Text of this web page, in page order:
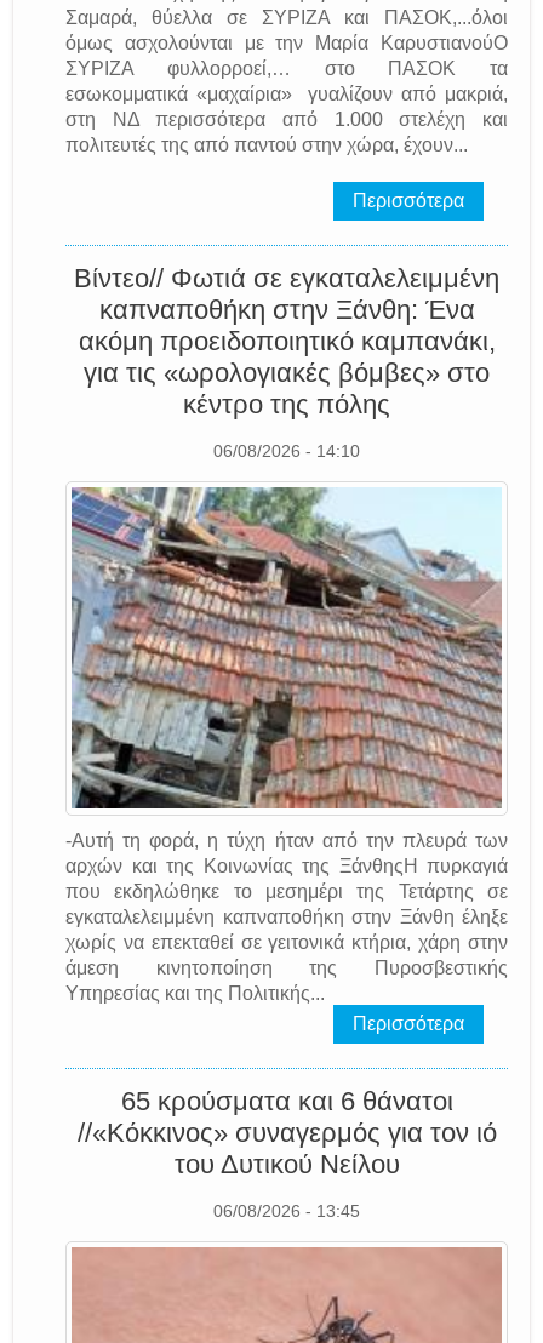
Σαμαρά, θύελλα σε ΣΥΡΙΖΑ και ΠΑΣΟΚ,...όλοι
όμως ασχολούνται με την Μαρία ΚαρυστιανούΟ
ΣΥΡΙΖΑ φυλλορροεί,… στο ΠΑΣΟΚ τα
εσωκομματικά «μαχαίρια» γυαλίζουν από μακριά,
στη ΝΔ περισσότερα από 1.000 στελέχη και
πολιτευτές της από παντού στην χώρα, έχουν...
Περισσότερα
Βίντεο// Φωτιά σε εγκαταλελειμμένη
καπναποθήκη στην Ξάνθη: Ένα
ακόμη προειδοποιητικό καμπανάκι,
για τις «ωρολογιακές βόμβες» στο
κέντρο της πόλης
06/08/2026 - 14:10
-Αυτή τη φορά, η τύχη ήταν από την πλευρά των
αρχών και της Κοινωνίας της ΞάνθηςΗ πυρκαγιά
που εκδηλώθηκε το μεσημέρι της Τετάρτης σε
εγκαταλελειμμένη καπναποθήκη στην Ξάνθη έληξε
χωρίς να επεκταθεί σε γειτονικά κτήρια, χάρη στην
άμεση κινητοποίηση της Πυροσβεστικής
Υπηρεσίας και της Πολιτικής...
Περισσότερα
65 κρούσματα και 6 θάνατοι
//«Κόκκινος» συναγερμός για τον ιό
του Δυτικού Νείλου
06/08/2026 - 13:45